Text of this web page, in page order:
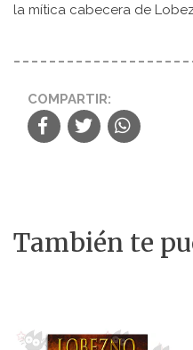
la mítica cabecera de
COMPARTIR:
También te